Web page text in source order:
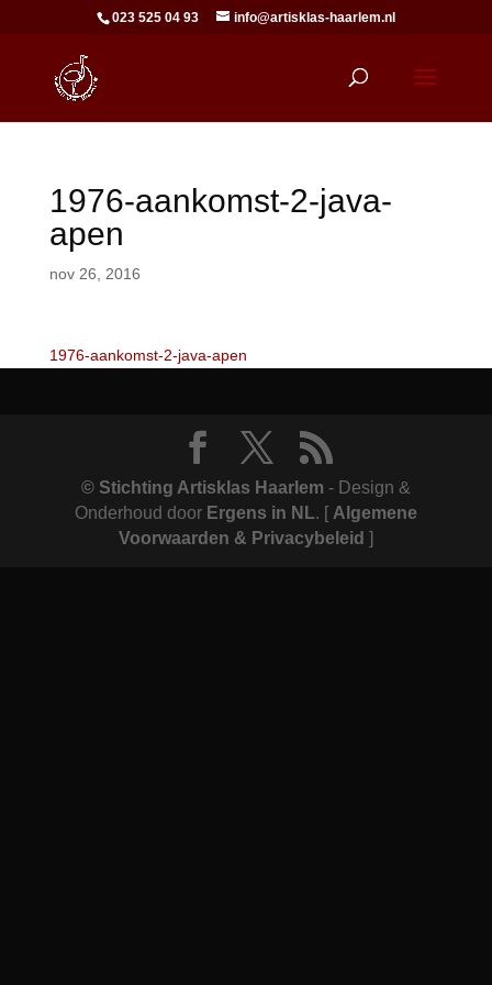
023 525 04 93 info@artisklas-haarlem.nl
1976-aankomst-2-java-
apen
nov 26, 2016
1976-aankomst-2-java-apen
© Stichting Artisklas Haarlem - Design &
Onderhoud door Ergens in NL. [ Algemene
Voorwaarden & Privacybeleid ]